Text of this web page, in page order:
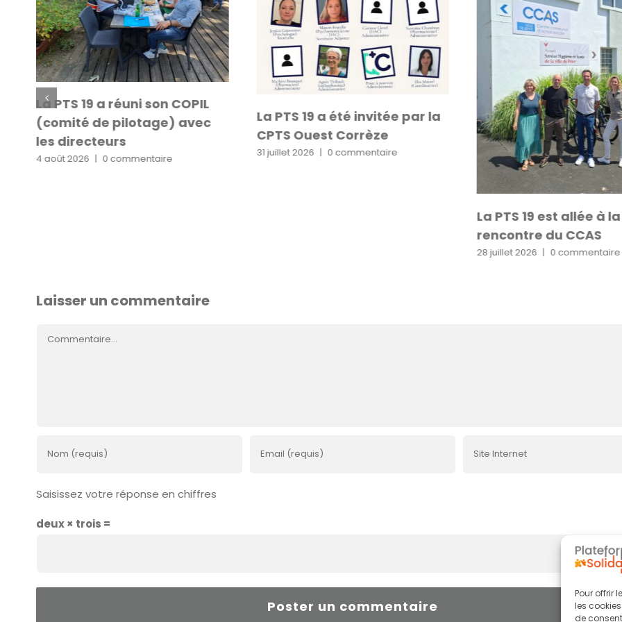
Pour offrir
les
de
La PTS 19 a réuni son COPIL
(comité de pilotage) avec
les directeurs
4 août 2026 | 0 commentaire
La PTS 19 a été invitée par la
CPTS Ouest Corrèze
31 juillet 2026 | 0 commentaire
La PTS 19 est allée à la
rencontre du CCAS
28 juillet 2026 | 0 commentaire
Laisser un commentaire
Saisissez votre réponse en chiffres
deux × trois =